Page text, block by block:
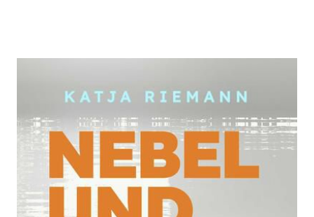
Nebel und Feuer
Zur Wunschliste hinzufügen
Roman
VonKatja Riemann